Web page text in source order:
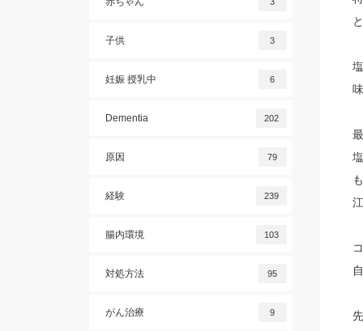
子供 3
妊娠 授乳中 6
Dementia 202
原因 79
経験 239
腸内環境 103
対処方法 95
がん治療 9